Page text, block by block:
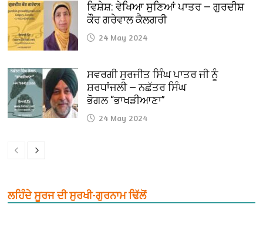
ਵਿਸ਼ੇਸ਼: ਵੇਖਿਆ ਸੁਣਿਆਂ ਪਾਤਰ — ਗੁਰਦੀਸ਼
ਕੌਰ ਗਰੇਵਾਲ ਕੈਲਗਰੀ
24 May 2024
ਸਵਰਗੀ ਸੁਰਜੀਤ ਸਿੰਘ ਪਾਤਰ ਜੀ ਨੂੰ
ਸ਼ਰਧਾਂਜਲੀ — ਨਛੱਤਰ ਸਿੰਘ
ਭੋਗਲ “ਭਾਖੜੀਆਣਾ”
24 May 2024
ਲਹਿੰਦੇ ਸੂਰਜ ਦੀ ਸੁਰਖੀ-ਗੁਰਨਾਮ ਢਿੱਲੋਂ